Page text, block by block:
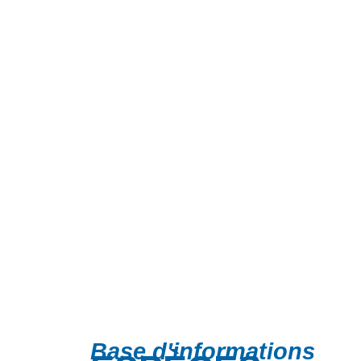
Base d'informations